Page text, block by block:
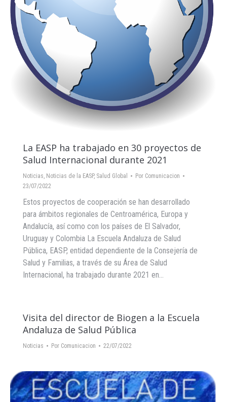
La EASP ha trabajado en 30 proyectos de
Salud Internacional durante 2021
Noticias Noticias de la EASP, Salud Global Por Comunicacion
23/07/2022
Estos proyectos de cooperación se han desarrollado
para ámbitos regionales de Centroamérica, Europa y
Andalucía, así como con los países de El Salvador,
Uruguay y Colombia La Escuela Andaluza de Salud
Pública, EASP, entidad dependiente de la Consejería de
Salud y Familias, a través de su Área de Salud
Internacional, ha trabajado durante 2021 en…
Visita del director de Biogen a la Escuela
Andaluza de Salud Pública
Noticias Por Comunicacion 22/07/2022